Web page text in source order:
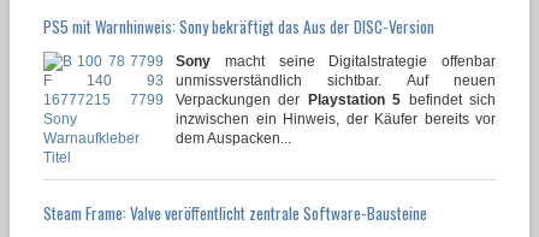
PS5 mit Warnhinweis: Sony bekräftigt das Aus der DISC-Version
Sony macht seine Digitalstrategie offenbar
unmissverständlich sichtbar. Auf neuen
Verpackungen der Playstation 5 befindet sich
inzwischen ein Hinweis, der Käufer bereits vor
dem Auspacken...
Steam Frame: Valve veröffentlicht zentrale Software-Bausteine